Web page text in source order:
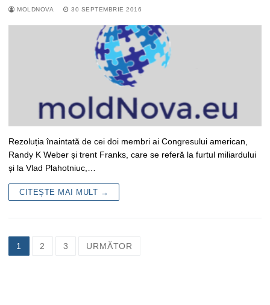
MOLDNOVA 30 SEPTEMBRIE 2016
Rezoluția înaintată de cei doi membri ai Congresului american,
Randy K Weber și trent Franks, care se referă la furtul miliardului
și la Vlad Plahotniuc,…
CITEȘTE MAI MULT →
Navigare
în
1 2 3 URMĂTOR